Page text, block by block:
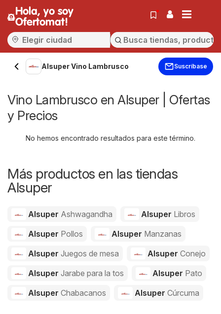
Hola, yo soy
Ofertomat!
Alsuper Vino Lambrusco Suscríbase
Vino Lambrusco en Alsuper | Ofertas
y Precios
No hemos encontrado resultados para este término.
Más productos en las tiendas
Alsuper
Alsuper Ashwagandha Alsuper Libros
Alsuper Pollos Alsuper Manzanas
Alsuper Juegos de mesa Alsuper Conejo
Alsuper Jarabe para la tos Alsuper Pato
Alsuper Chabacanos Alsuper Cúrcuma